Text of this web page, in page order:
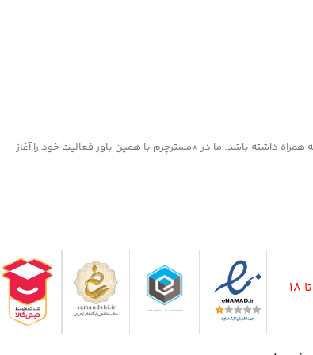
داشته باشد. ما در *مسترچرم با همین باور فعالیت خود را آغاز